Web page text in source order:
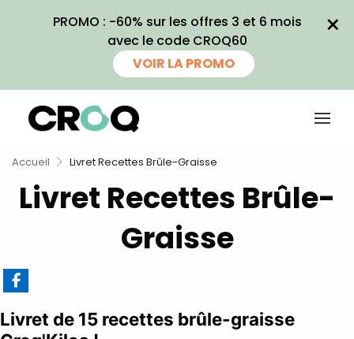
PROMO : -60% sur les offres 3 et 6 mois
avec le code CROQ60
VOIR LA PROMO
×
Accueil Livret Recettes Brûle-Graisse
Livret Recettes Brûle-
Graisse